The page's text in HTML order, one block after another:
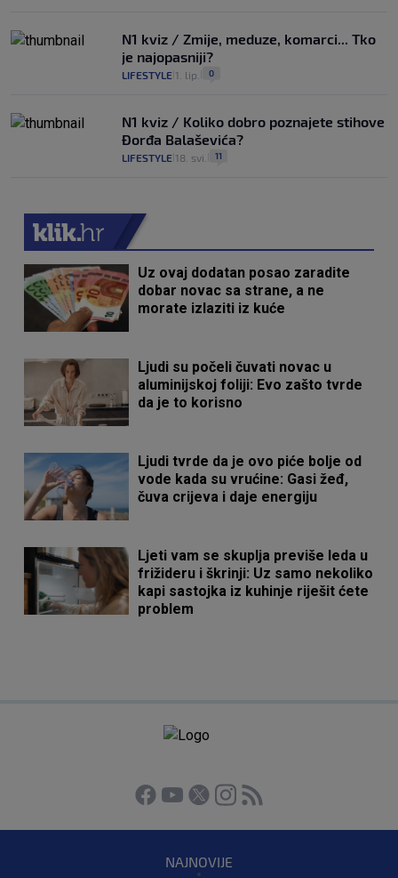
N1 kviz / Zmije, meduze, komarci... Tko
je najopasniji?
LIFESTYLE 1. lip. 0
N1 kviz / Koliko dobro poznajete stihove
Đorđa Balaševića?
LIFESTYLE 18. svi. 11
Uz ovaj dodatan posao zaradite
dobar novac sa strane, a ne
morate izlaziti iz kuće
Ljudi su počeli čuvati novac u
aluminijskoj foliji: Evo zašto tvrde
da je to korisno
Ljudi tvrde da je ovo piće bolje od
vode kada su vrućine: Gasi žeđ,
čuva crijeva i daje energiju
Ljeti vam se skuplja previše leda u
frižideru i škrinji: Uz samo nekoliko
kapi sastojka iz kuhinje riješit ćete
problem
NAJNOVIJE